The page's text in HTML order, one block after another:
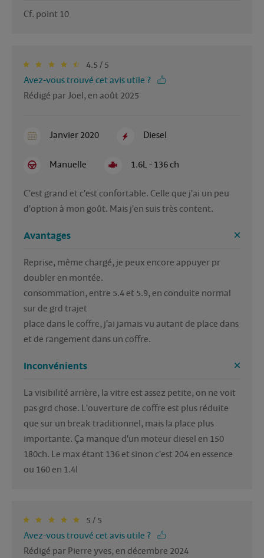
Cf. point 10
4.5 / 5
Avez-vous trouvé cet avis utile ?
Rédigé par Joel, en août 2025
Janvier 2020 Diesel
Manuelle 1.6L - 136 ch
C'est grand et c'est confortable. Celle que j'ai un peu
d'option à mon goût. Mais j'en suis très content.
Avantages
Reprise, même chargé, je peux encore appuyer pr
doubler en montée.
consommation, entre 5.4 et 5.9, en conduite normal
sur de grd trajet
place dans le coffre, j'ai jamais vu autant de place dans
et de rangement dans un coffre.
Inconvénients
La visibilité arrière, la vitre est assez petite, on ne voit
pas grd chose. L'ouverture de coffre est plus réduite
que sur un break traditionnel, mais la place plus
importante. Ça manque d'un moteur diesel en 150
180ch. Le max étant 136 et sinon c'est 204 en essence
ou 160 en 1.4l
5 / 5
Avez-vous trouvé cet avis utile ?
Rédigé par Pierre yves, en décembre 2024